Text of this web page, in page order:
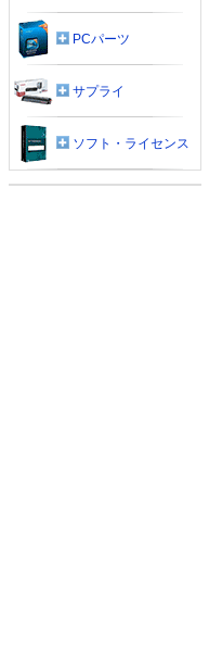
PCパーツ
サプライ
ソフト・ライセンス